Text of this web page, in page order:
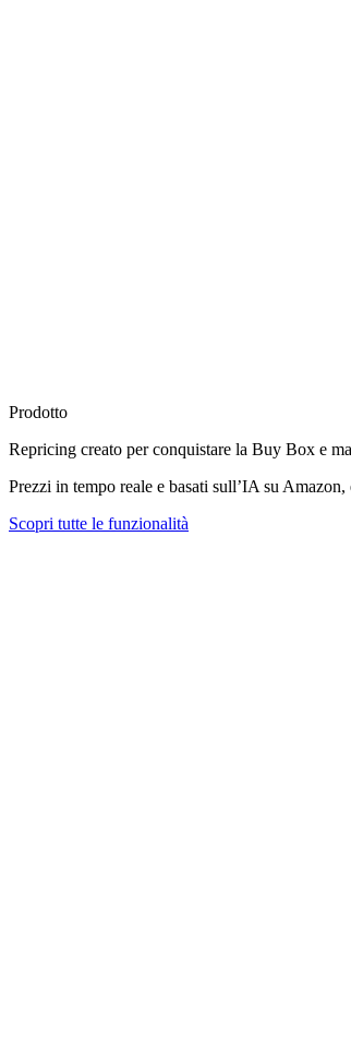
Prodotto
Repricing creato perconquistare la Buy Box e
Prezzi in tempo reale e basati sull’IA su
Scopri tutte le funzionalità